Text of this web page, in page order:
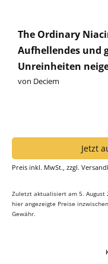
The Ordinary
Aufhellendes und
Unreinheiten
von Deciem
Jetzt
Preis inkl. MwSt., zzgl.
Zuletzt aktualisiert am 5. August
hier angezeigte Preise
Gewähr.